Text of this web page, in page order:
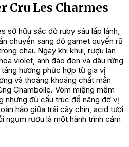
Cru Les Charmes
sở hữu sắc đỏ ruby sâu lấp lánh,
chuyển sang đỏ garnet quyến rũ
chai. Ngay khi khui, rượu lan
violet, anh đào đen và dâu rừng
hương phức hợp từ gia vị
và thoáng khoáng chất mằn
Chambolle. Vòm miệng mềm
nhưng đủ cấu trúc để nâng đỡ vị
hảo giữa trái cây chín, acid tươi
ngụm rượu là một hành trình cảm